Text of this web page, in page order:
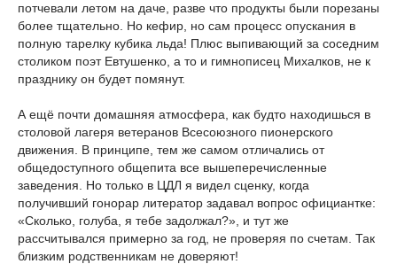
потчевали летом на даче, разве что продукты были порезаны
более тщательно. Но кефир, но сам процесс опускания в
полную тарелку кубика льда! Плюс выпивающий за соседним
столиком поэт Евтушенко, а то и гимнописец Михалков, не к
празднику он будет помянут.
А ещё почти домашняя атмосфера, как будто находишься в
столовой лагеря ветеранов Всесоюзного пионерского
движения. В принципе, тем же самом отличались от
общедоступного общепита все вышеперечисленные
заведения. Но только в ЦДЛ я видел сценку, когда
получивший гонорар литератор задавал вопрос официантке:
«Сколько, голуба, я тебе задолжал?», и тут же
рассчитывался примерно за год, не проверяя по счетам. Так
близким родственникам не доверяют!